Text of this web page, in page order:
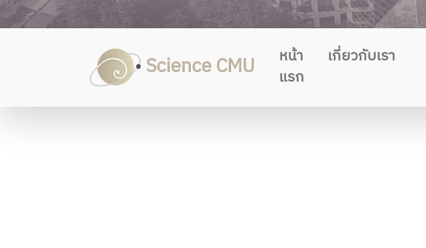
Science CMU
หน้า
แรก
เกี่ยวกับเรา